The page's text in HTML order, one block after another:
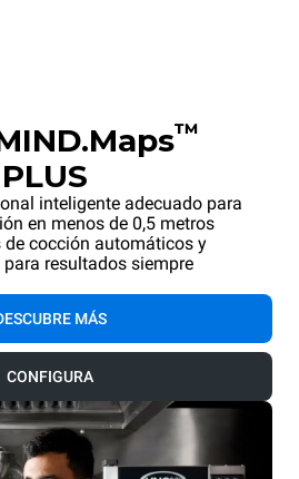
™
inteligente adecuado para
en menos de 0,5 metros
cocción automáticos y
resultados siempre
MÁS
CONFIGURA